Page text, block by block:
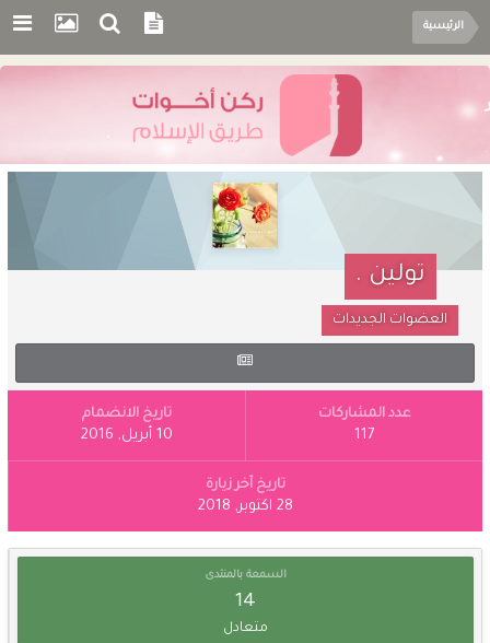
الرئيسية
تولين .
العضوات الجديدات
عدد المشاركات
117
تاريخ الانضمام
10 أبريل, 2016
تاريخ آخر زيارة
28 اكتوبر, 2018
السمعة بالمنتدى
14
متعادل